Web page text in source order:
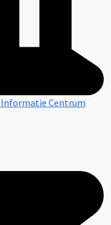
Centrum